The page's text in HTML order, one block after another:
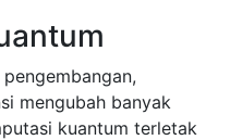
mengubah banyak
kuantum terletak